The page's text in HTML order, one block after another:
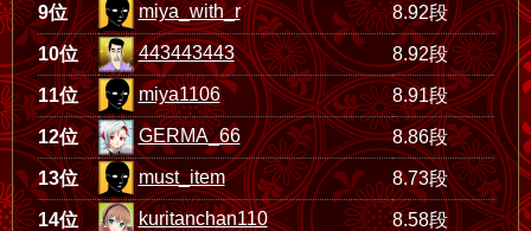
9位 miya_with_r 8.92段
10位 443443443 8.92段
11位 miya1106 8.91段
12位 GERMA_66 8.86段
13位 must_item 8.73段
14位 kuritanchan110 8.58段